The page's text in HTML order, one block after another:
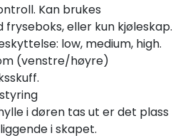
Kan brukes
fryseboks, eller kun kjøleskap.
low, medium, high.
(venstre/høyre)
i døren tas ut er det plass
i skapet.